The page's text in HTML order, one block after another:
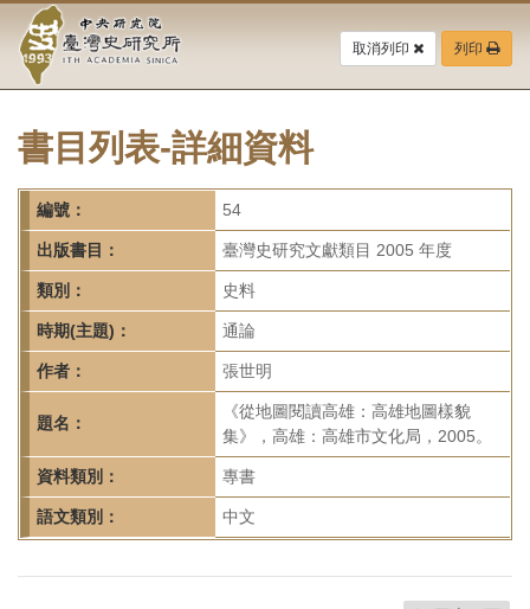
要
中
央
研
究
院-
臺
灣
史
研
究
所-
首
頁
取消列印 列印
書目列表-詳細資料
編號： 54
出版書目： 臺灣史研究文獻類目 2005 年度
類別： 史料
時期(主題)： 通論
作者： 張世明
題名：
《從地圖閱讀高雄：高雄地圖樣貌
集》，高雄：高雄市文化局，2005。
資料類別： 專書
語文類別： 中文